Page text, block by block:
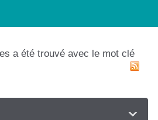
a été trouvé avec le mot clé